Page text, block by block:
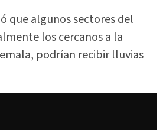
que algunos sectores del
los cercanos a la
podrían recibir lluvias